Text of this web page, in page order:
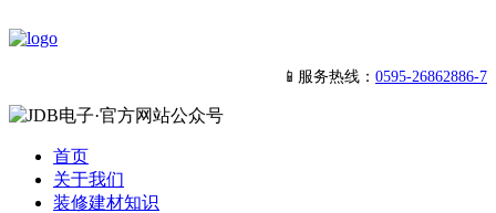
📱服务热线： 0595-26862886-7
首页
关于我们
装修建材知识